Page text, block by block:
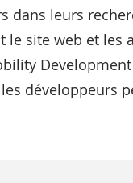
dans leurs
le site web et les
développeurs